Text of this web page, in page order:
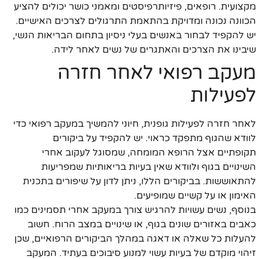
מקצועית. רופאים, פיזיותרפיסטים ומאמני כושר יכולים להציע
הכוונה נכונה ומדויקת בהתאמת התרגולים לצרכים האישיים.
יש להקפיד לבחור באנשים בעלי ניסיון בתחום הבריאות הנשי,
שיבינו את הצרכים והאתגרים של נשים לאחר לידה.
מעקב רפואי לאחר חזרה
לפעילות
לאחר חזרה לפעילות גופנית, חיוני להמשיך במעקב רפואי כדי
לוודא שהגוף מתפקד כראוי. יש להקפיד על ביקורים
תקופתיים אצל הרופא המומחה, שמסוגל לעקוב אחרי
השינויים בגוף ולוודא שאין בעיות בריאותיות שמפריעות
להתאוששות. בביקורים הללו, ניתן לדון על שיפורים בתכנית
האימון או על קשיים שמופיעים.
בנוסף, נשים עשויות להרגיש צורך במעקב אחרי תסמינים כמו
כאבים באזורים שונים בגוף, או שינויים במצב הרוח. חשוב
להעלות כל שאלה או דאגה במהלך הביקורים הרפואיים, שכן
זיהוי מוקדם של בעיות עשוי למנוע סיבוכים בעתיד. המעקב